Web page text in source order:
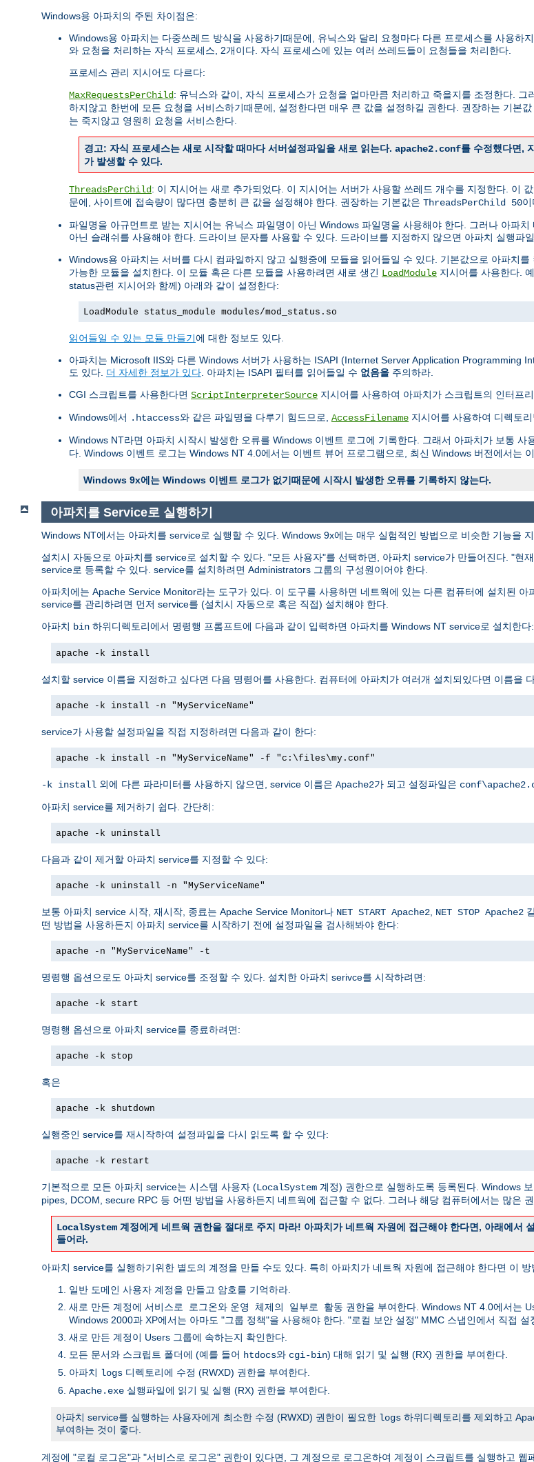
Windows용 아파치의 주된 차이점은:
Windows용 아파치는 다중쓰레드 방식을 사용하기때문에, 유닉스와 달리 요청마다 다른 프로세스를 사용하
와 요청을 처리하는 자식 프로세스, 2개이다. 자식 프로세스에 있는 여러 쓰레드들이 요청들을 처리한다.
프로세스 관리 지시어도 다르다:
MaxRequestsPerChild: 유닉스와 같이, 자식 프로세스가 요청을 얼마만큼 처리하고 죽을지를 조정한다.
하지않고 한번에 모든 요청을 서비스하기때문에, 설정한다면 매우 큰 값을 설정하길 권한다. 권장하는 기본값
는 죽지않고 영원히 요청을 서비스한다.
경고: 자식 프로세스는 새로 시작할 때마다 서버설정파일을 새로 읽는다. apache2.conf를 수정했다면,
가 발생할 수 있다.
ThreadsPerChild: 이 지시어는 새로 추가되었다. 이 지시어는 서버가 사용할 쓰레드 개수를 지정한다. 이
문에, 사이트에 접속량이 많다면 충분히 큰 값을 설정해야 한다. 권장하는 기본값은 ThreadsPerChild 50이
파일명을 아규먼트로 받는 지시어는 유닉스 파일명이 아닌 Windows 파일명을 사용해야 한다. 그러나 아파
아닌 슬래쉬를 사용해야 한다. 드라이브 문자를 사용할 수 있다. 드라이브를 지정하지 않으면 아파치 실행파
Windows용 아파치는 서버를 다시 컴파일하지 않고 실행중에 모듈을 읽어들일 수 있다. 기본값으로 아파치를
가능한 모듈을 설치한다. 이 모듈 혹은 다른 모듈을 사용하려면 새로 생긴 LoadModule 지시어를 사용한다.
status관련 지시어와 함께) 아래와 같이 설정한다:
LoadModule status_module modules/mod_status.so
읽어들일 수 있는 모듈 만들기에 대한 정보도 있다.
아파치는 Microsoft IIS와 다른 Windows 서버가 사용하는 ISAPI (Internet Server Application Programming
도 있다. 더 자세한 정보가 있다 . 아파치는 ISAPI 필터를 읽어들일 수 없음을 주의하라.
CGI 스크립트를 사용한다면 ScriptInterpreterSource 지시어를 사용하여 아파치가 스크립트의 인터프
Windows에서 .htaccess와 같은 파일명을 다루기 힘드므로, AccessFilename 지시어를 사용하여 디렉토
Windows NT라면 아파치 시작시 발생한 오류를 Windows 이벤트 로그에 기록한다. 그래서 아파치가 보통 사
다. Windows 이벤트 로그는 Windows NT 4.0에서는 이벤트 뷰어 프로그램으로, 최신 Windows 버전에서는
Windows 9x에는 Windows 이벤트 로그가 없기때문에 시작시 발생한 오류를 기록하지 않는다.
아파치를 Service로 실행하기
Windows NT에서는 아파치를 service로 실행할 수 있다. Windows 9x에는 매우 실험적인 방법으로 비슷한 기능을
설치시 자동으로 아파치를 service로 설치할 수 있다. "모든 사용자"를 선택하면, 아파치 service가 만들어진다. "현
service로 등록할 수 있다. service를 설치하려면 Administrators 그룹의 구성원이어야 한다.
아파치에는 Apache Service Monitor라는 도구가 있다. 이 도구를 사용하면 네트웍에 있는 다른 컴퓨터에 설치된
service를 관리하려면 먼저 service를 (설치시 자동으로 혹은 직접) 설치해야 한다.
아파치 bin 하위디렉토리에서 명령행 프롬프트에 다음과 같이 입력하면 아파치를 Windows NT service로 설치한다:
apache -k install
설치할 service 이름을 지정하고 싶다면 다음 명령어를 사용한다. 컴퓨터에 아파치가 여러개 설치되있다면 이름을
apache -k install -n "MyServiceName"
service가 사용할 설정파일을 직접 지정하려면 다음과 같이 한다:
apache -k install -n "MyServiceName" -f "c:\files\my.conf"
-k install 외에 다른 파라미터를 사용하지 않으면, service 이름은 Apache2가 되고 설정파일은
아파치 service를 제거하기 쉽다. 간단히:
apache -k uninstall
다음과 같이 제거할 아파치 service를 지정할 수 있다:
apache -k uninstall -n "MyServiceName"
보통 아파치 service 시작, 재시작, 종료는 Apache Service Monitor나 NET START Apache2, NET STOP Apache2
떤 방법을 사용하든지 아파치 service를 시작하기 전에 설정파일을 검사해봐야 한다:
apache -n "MyServiceName" -t
명령행 옵션으로도 아파치 service를 조정할 수 있다. 설치한 아파치 serivce를 시작하려면:
apache -k start
명령행 옵션으로 아파치 service를 종료하려면:
apache -k stop
혹은
apache -k shutdown
실행중인 service를 재시작하여 설정파일을 다시 읽도록 할 수 있다:
apache -k restart
기본적으로 모든 아파치 service는 시스템 사용자 (LocalSystem 계정) 권한으로 실행하도록 등록된다. Windows
pipes, DCOM, secure RPC 등 어떤 방법을 사용하든지 네트웍에 접근할 수 없다. 그러나 해당 컴퓨터에서는 많은
LocalSystem 계정에게 네트웍 권한을 절대로 주지 마라! 아파치가 네트웍 자원에 접근해야 한다면, 아래에서
들어라.
아파치 service를 실행하기위한 별도의 계정을 만들 수도 있다. 특히 아파치가 네트웍 자원에 접근해야 한다면 이
일반 도메인 사용자 계정을 만들고 암호를 기억하라.
새로 만든 계정에 서비스로 로그온와 운영 체제의 일부로 활동 권한을 부여한다. Windows NT 4.0에서는
Windows 2000과 XP에서는 아마도 "그룹 정책"을 사용해야 한다. "로컬 보안 설정" MMC 스냅인에서 직접 설
새로 만든 계정이 Users 그룹에 속하는지 확인한다.
모든 문서와 스크립트 폴더에 (예를 들어 htdocs와 cgi-bin) 대해 읽기 및 실행 (RX) 권한을 부여한다.
아파치 logs 디렉토리에 수정 (RWXD) 권한을 부여한다.
Apache.exe 실행파일에 읽기 및 실행 (RX) 권한을 부여한다.
아파치 service를 실행하는 사용자에게 최소한 수정 (RWXD) 권한이 필요한 logs 하위디렉토리를 제외하고
부여하는 것이 좋다.
계정에 "로컬 로그온"과 "서비스로 로그온" 권한이 있다면, 그 계정으로 로그온하여 계정이 스크립트를 실행하고